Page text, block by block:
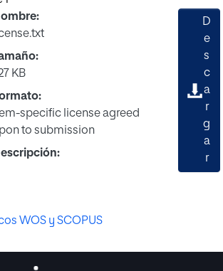
KB
specific license agreed
to submission
D
e
s
c
a
r
g
a
r
WOS y SCOPUS